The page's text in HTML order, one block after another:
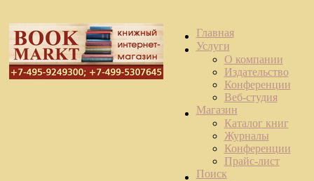
Главная
Услуги
О компании
Издательство
Конференции
Веб-студия
Магазин
Каталог книг
Журналы
Конференции
Прайс-лист
Поиск